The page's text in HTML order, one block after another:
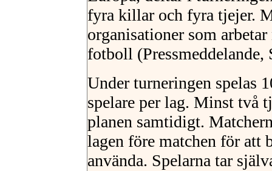
fyra killar och fyra tjejer.
organisationer som
fotboll
Under turneringen spelas
spelare per lag. Minst två
planen samtidigt.
lagen före matchen för att
använda. Spelarna tar